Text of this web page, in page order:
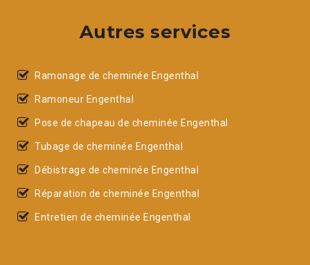
Autres services
Ramonage de cheminée Engenthal
Ramoneur Engenthal
Pose de chapeau de cheminée Engenthal
Tubage de cheminée Engenthal
Débistrage de cheminée Engenthal
Réparation de cheminée Engenthal
Entretien de cheminée Engenthal